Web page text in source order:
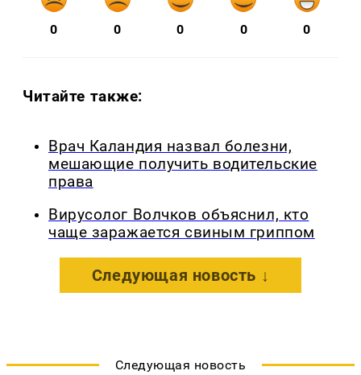
0 0 0 0 0
Читайте также:
Врач Каландия назвал болезни,
мешающие получить водительские
права
Вирусолог Волчков объяснил, кто
чаще заражается свиным гриппом
Следующая новость ↓
Следующая новость